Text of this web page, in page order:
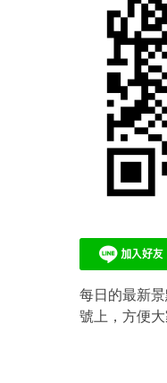
每日的最新
號上，方便